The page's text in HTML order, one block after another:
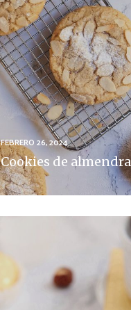
FEBRERO 26, 2024
Cookies de